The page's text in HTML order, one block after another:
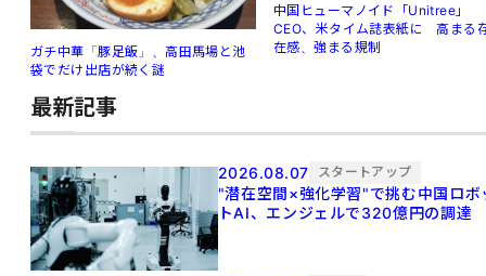
ガチ中華「豚足飯」、高田馬場と池
袋でだけ出店が続く謎
中国ヒューマノイド「Unitree」
CEO、米タイム誌表紙に 高まる
在感、強まる規制
最新記事
2026.08.07 スタートアップ
"潜在空間×強化学習"で挑む中国ロボ
トAI、エンジェルで320億円の調達